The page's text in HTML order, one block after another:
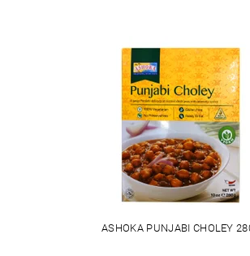
ASHOKA PUNJABI CHOLEY